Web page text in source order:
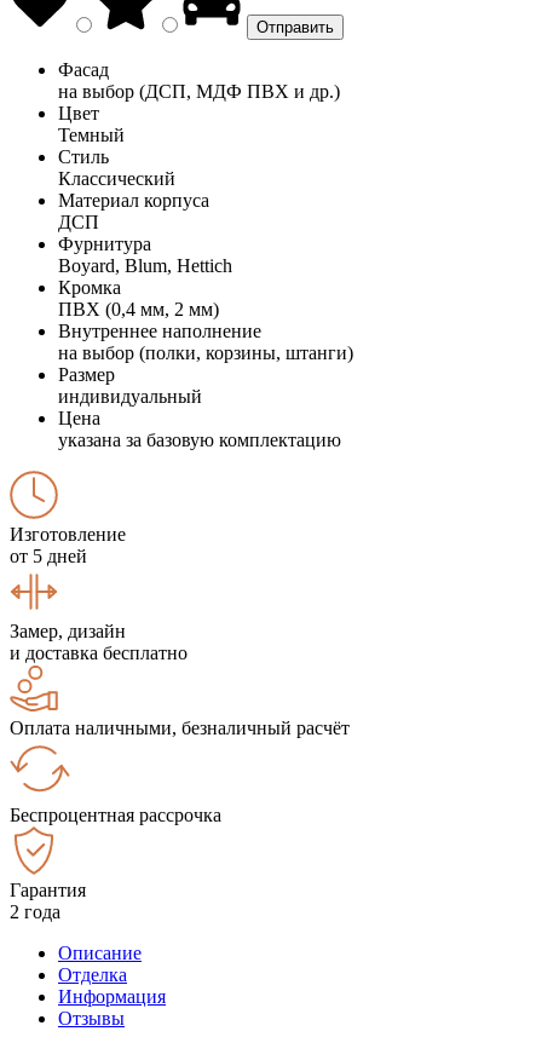
Фасад
на выбор (ДСП, МДФ ПВХ и др.)
Цвет
Темный
Стиль
Классический
Материал корпуса
ДСП
Фурнитура
Boyard, Blum, Hettich
Кромка
ПВХ (0,4 мм, 2 мм)
Внутреннее наполнение
на выбор (полки, корзины, штанги)
Размер
индивидуальный
Цена
указана за базовую комплектацию
Изготовление
от 5 дней
Замер, дизайн
и доставка бесплатно
Оплата наличными, безналичный расчёт
Беспроцентная рассрочка
Гарантия
2 года
Описание
Отделка
Информация
Отзывы